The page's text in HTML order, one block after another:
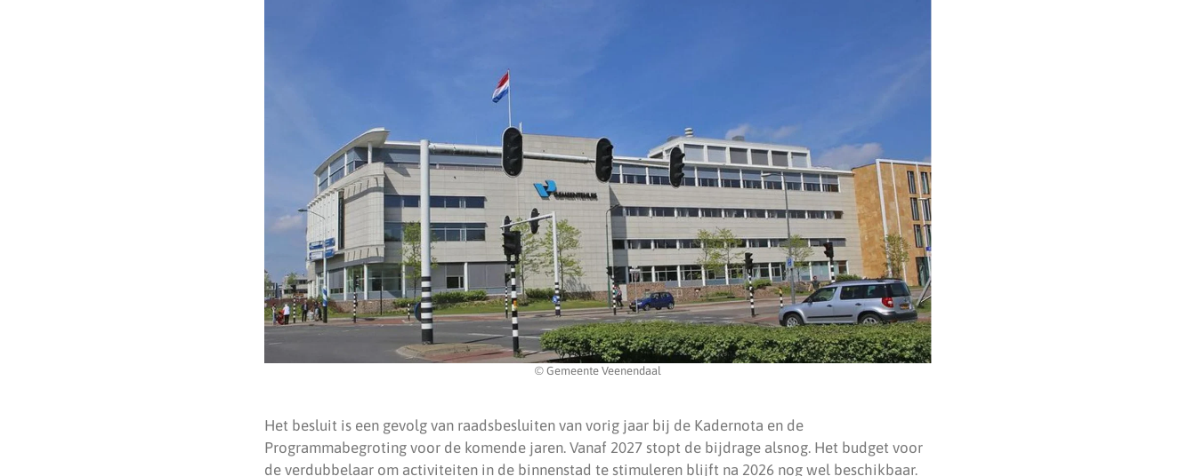
© Gemeente Veenendaal
Het besluit is een gevolg van raadsbesluiten van vorig jaar bij de Kadernota en de
Programmabegroting voor de komende jaren. Vanaf 2027 stopt de bijdrage alsnog. Het budget voor
de verdubbelaar om activiteiten in de binnenstad te stimuleren blijft na 2026 nog wel beschikbaar.